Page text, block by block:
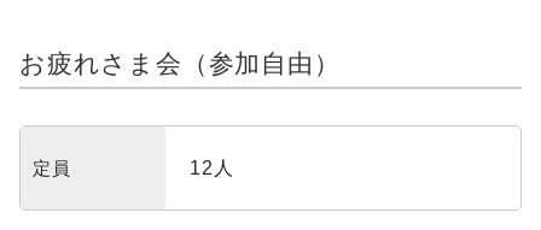
お疲れさま会（参加自由）
定員 12人